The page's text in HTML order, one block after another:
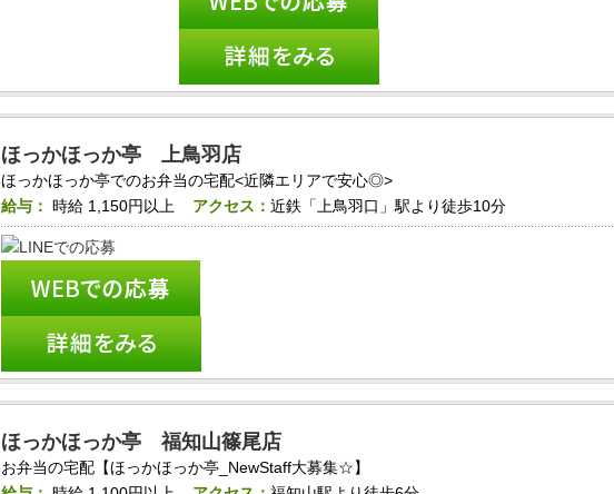
ほっかほっか亭 上鳥羽店
ほっかほっか亭でのお弁当の宅配<近隣エリアで安心◎>
給与： 時給 1,150円以上 アクセス：近鉄「上鳥羽口」駅より徒歩10分
ほっかほっか亭 福知山篠尾店
お弁当の宅配【ほっかほっか亭_NewStaff大募集☆】